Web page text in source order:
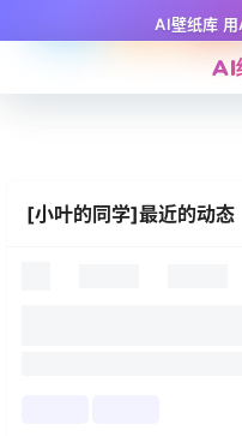
AI壁纸库
AI
[小叶的同学]最近的动态